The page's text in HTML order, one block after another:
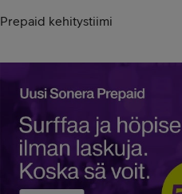
Prepaid kehitystiimi